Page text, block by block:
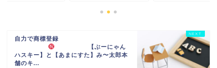
自力で商標登録
【ぶーにゃん
ハスキー】と【あまにすた】み〜太郎本
舗のキ...